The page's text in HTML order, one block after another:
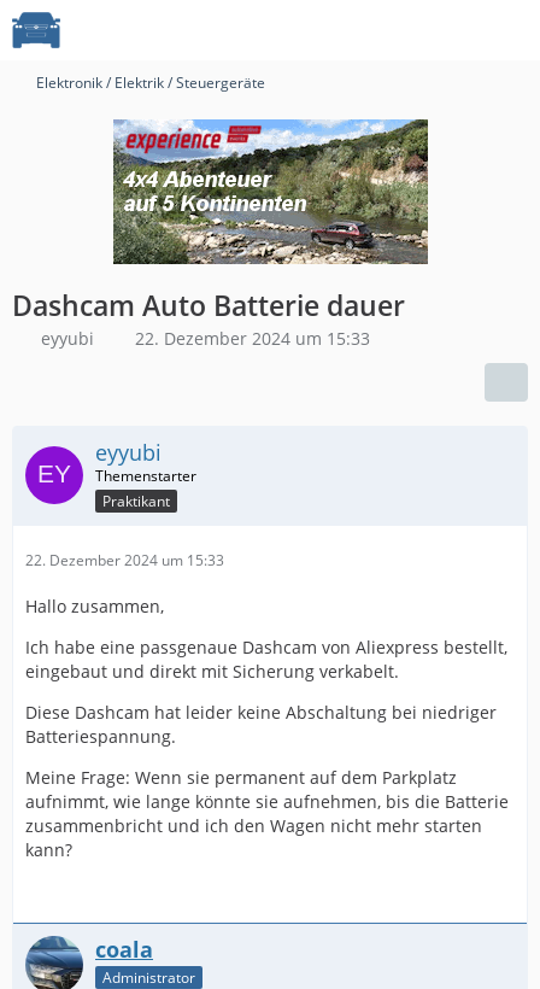
Elektronik / Elektrik / Steuergeräte
Dashcam Auto Batterie dauer
eyyubi 22. Dezember 2024 um 15:33
eyyubi
Praktikant
22. Dezember 2024 um 15:33
Hallo zusammen,
Ich habe eine passgenaue Dashcam von Aliexpress bestellt,
eingebaut und direkt mit Sicherung verkabelt.
Diese Dashcam hat leider keine Abschaltung bei niedriger
Batteriespannung.
Meine Frage: Wenn sie permanent auf dem Parkplatz
aufnimmt, wie lange könnte sie aufnehmen, bis die Batterie
zusammenbricht und ich den Wagen nicht mehr starten
kann?
coala
Administrator